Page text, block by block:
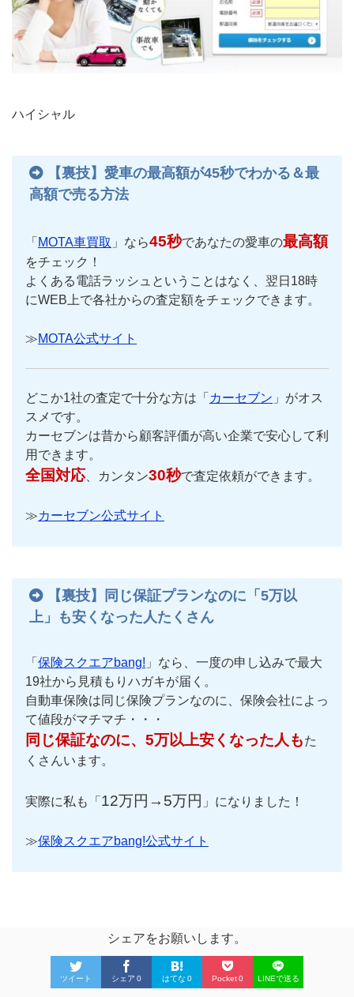
ハイシャル
【裏技】愛車の最高額が45秒でわかる＆最
高額で売る方法
「 MOTA車買取 」なら45秒であなたの愛車の最高額
をチェック！
よくある電話ラッシュということはなく、翌日18時
にWEB上で各社からの査定額をチェックできます。
≫MOTA公式サイト
どこか1社の査定で十分な方は「 カーセブン 」がオス
スメです。
カーセブンは昔から顧客評価が高い企業で安心して利
用できます。
全国対応、カンタン30秒で査定依頼ができます。
≫カーセブン公式サイト
【裏技】同じ保証プランなのに「5万以
上」も安くなった人たくさん
「 保険スクエアbang! 」なら、一度の申し込みで最大
19社から見積もりハガキが届く。
自動車保険は同じ保険プランなのに、保険会社によっ
て値段がマチマチ・・・
同じ保証なのに、5万以上安くなった人もた
くさんいます。
実際に私も「 12万円→5万円 」になりました！
≫保険スクエアbang!公式サイト
シェアをお願いします。
ツイート シェア 0 はてな 0 Pocket0 LINEで送る